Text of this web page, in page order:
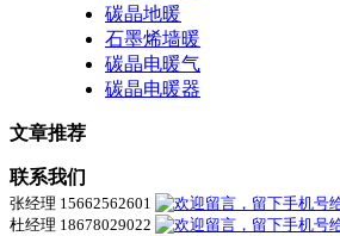
碳晶地暖
石墨烯墙暖
碳晶电暖气
碳晶电暖器
文章推荐
联系我们
张经理 15662562601
杜经理 18678029022